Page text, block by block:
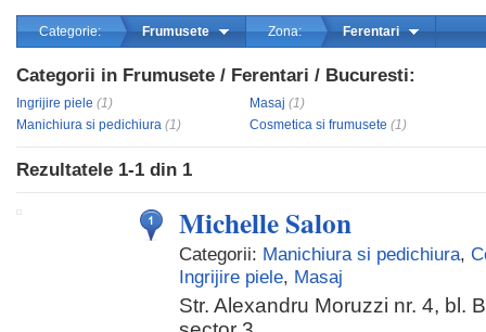
Categorie: Frumusete Zona: Ferentari
Categorii in Frumusete / Ferentari / Bucuresti:
Ingrijire piele (1)
Manichiura si pedichiura (1)
Masaj (1)
Cosmetica si frumusete (1)
Rezultatele 1-1 din 1
Michelle Salon
Categorii: Manichiura si pedichiura,
Ingrijire piele, Masaj
Str. Alexandru Moruzzi nr. 4, bl.
mareste